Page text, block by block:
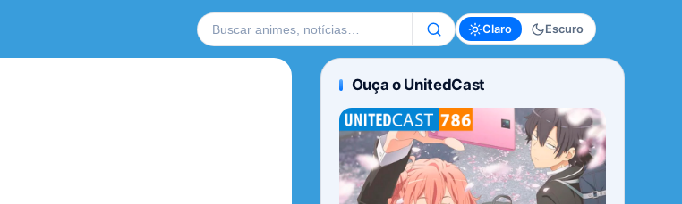
Buscar no site Claro Escuro
Ouça o UnitedCast